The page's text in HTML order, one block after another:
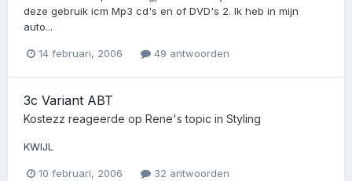
deze gebruik icm Mp3 cd's en of DVD's 2. Ik heb in mijn
auto...
14 februari, 2006 49 antwoorden
3c Variant ABT
Kostezz reageerde op Rene's topic in Styling
KWIJL
10 februari, 2006 32 antwoorden